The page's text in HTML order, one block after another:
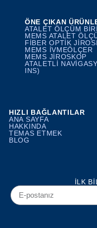
ÖNE ÇIKAN
ATALET ÖLÇÜM
MEMS ATALET
FIBER OPTIK
MEMS İVMEÖLÇER
MEMS JIROSKOP
ATALETLI
INS)
HIZLI BAĞLANTILAR
ANA SAYFA
HAKKINDA
TEMAS ETMEK
BLOG
İLK